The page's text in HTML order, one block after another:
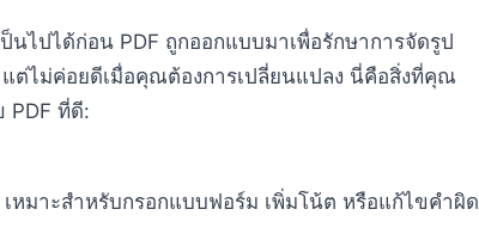
นไปได้ก่อน PDF ถูกออกแบบมาเพื่อรักษาการจัดรูป
ต่ไม่ค่อยดีเมื่อคุณต้องการเปลี่ยนแปลง นี่คือสิ่งที่คุณ
PDF ที่ดี:
หมาะสำหรับกรอกแบบฟอร์ม เพิ่มโน้ต หรือแก้ไขคำผิด